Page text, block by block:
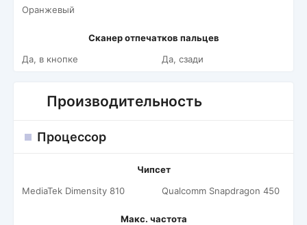
Оранжевый
Сканер отпечатков пальцев
Да, в кнопке
Да, сзади
Производительность
Процессор
Чипсет
MediaTek Dimensity 810
Qualcomm Snapdragon 450
Макс. частота